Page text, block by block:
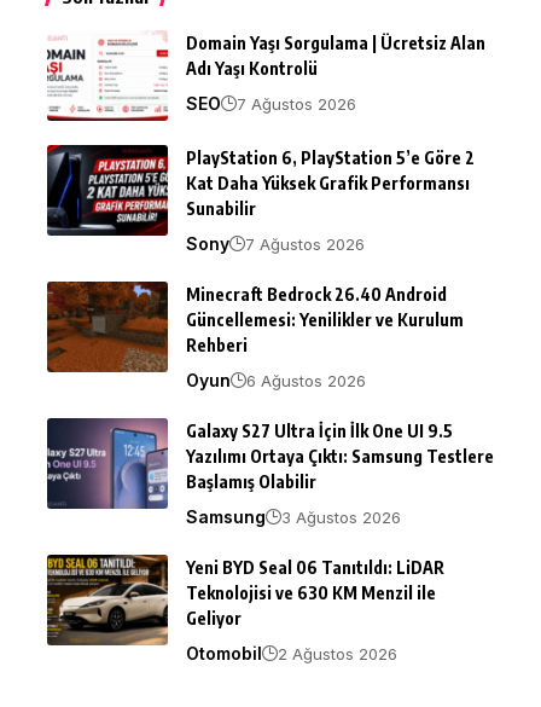
Domain Yaşı Sorgulama | Ücretsiz Alan
Adı Yaşı Kontrolü
SEO
7 Ağustos 2026
PlayStation 6, PlayStation 5’e Göre 2
Kat Daha Yüksek Grafik Performansı
Sunabilir
Sony
7 Ağustos 2026
Minecraft Bedrock 26.40 Android
Güncellemesi: Yenilikler ve Kurulum
Rehberi
Oyun
6 Ağustos 2026
Galaxy S27 Ultra İçin İlk One UI 9.5
Yazılımı Ortaya Çıktı: Samsung Testlere
Başlamış Olabilir
Samsung
3 Ağustos 2026
Yeni BYD Seal 06 Tanıtıldı: LiDAR
Teknolojisi ve 630 KM Menzil ile
Geliyor
Otomobil
2 Ağustos 2026